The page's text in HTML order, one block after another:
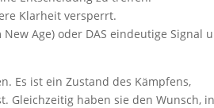
Klarheit versperrt.
Age) oder DAS eindeutige Signal
Es ist ein Zustand des Kämpfens,
Gleichzeitig haben sie den Wunsch,